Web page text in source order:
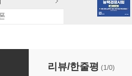
파워포인트
리뷰/한줄평 (1/0)